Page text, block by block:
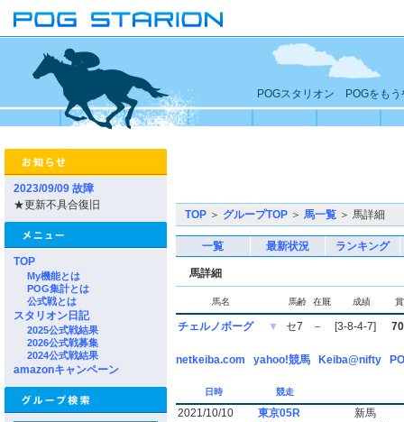
POGスタリオン POGをもう
2023/09/09 故障
★更新不具合復旧
TOP
My機能とは
POG集計とは
公式戦とは
スタリオン日記
2025公式戦結果
2026公式戦募集
2024公式戦結果
amazonキャンペーン
TOP ＞ グループTOP ＞ 馬一覧 ＞ 馬詳細
一覧 最新状況 ランキング
馬詳細
馬名 馬齢 在厩 成績
チェルノボーグ ▼ セ7 － [3-8-4-7]
netkeiba.com yahoo!競馬 Keiba@nifty
日時 競走
2021/10/10 東京05R
新馬